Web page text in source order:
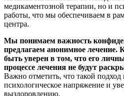
медикаментозной терапии, но и
работы, что мы обеспечиваем в
центра.
Мы понимаем важность
предлагаем анонимное
быть уверен в том, что его
процессе лечения не будут
Важно отметить, что такой подход
психологическое напряжение и
выздоровлению.